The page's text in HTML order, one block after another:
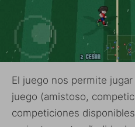
El juego nos permite
juego (amistoso,
competiciones